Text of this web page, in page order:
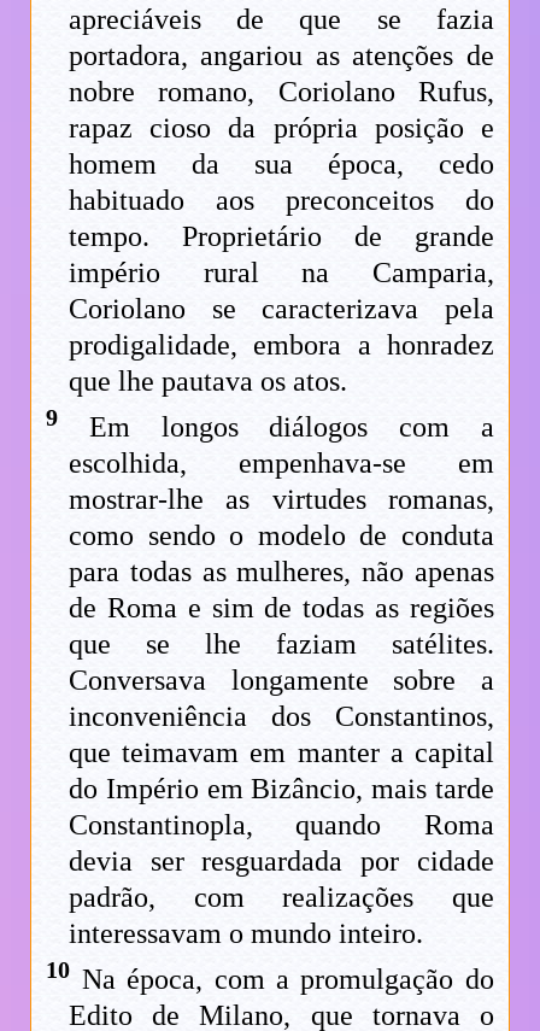
apreciáveis de que se fazia
portadora, angariou as atenções de
nobre romano, Coriolano Rufus,
rapaz cioso da própria posição e
homem da sua época, cedo
habituado aos preconceitos do
tempo. Proprietário de grande
império rural na Camparia,
Coriolano se caracterizava pela
prodigalidade, embora a honradez
que lhe pautava os atos.
9 Em longos diálogos com a
escolhida, empenhava-se em
mostrar-lhe as virtudes romanas,
como sendo o modelo de conduta
para todas as mulheres, não apenas
de Roma e sim de todas as regiões
que se lhe faziam satélites.
Conversava longamente sobre a
inconveniência dos Constantinos,
que teimavam em manter a capital
do Império em Bizâncio, mais tarde
Constantinopla, quando Roma
devia ser resguardada por cidade
padrão, com realizações que
interessavam o mundo inteiro.
10 Na época, com a promulgação do
Edito de Milano, que tornava o